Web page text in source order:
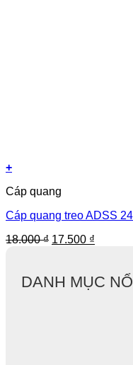
+
Cáp quang
Cáp quang treo ADSS
18.000₫ Giá
18.000 ₫.
17.500 ₫
là:
17.500
DANH MỤC